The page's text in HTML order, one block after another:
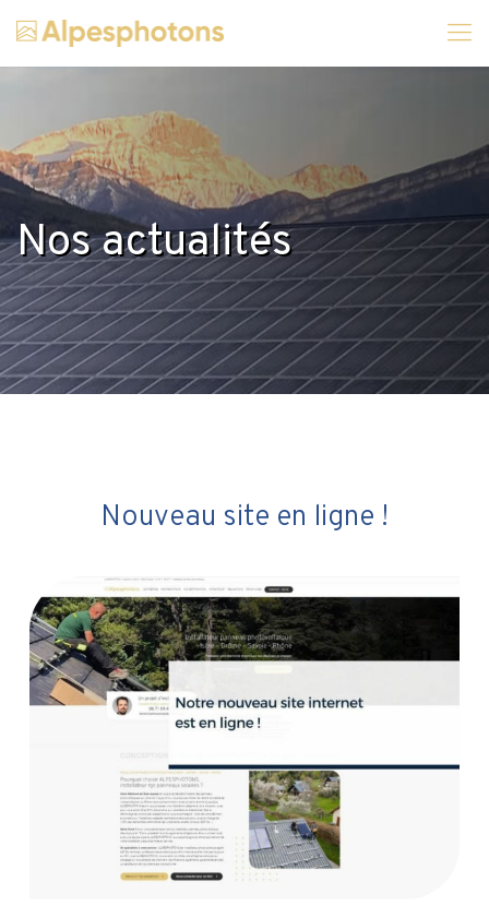
Nos actualités
Nouveau site en ligne !